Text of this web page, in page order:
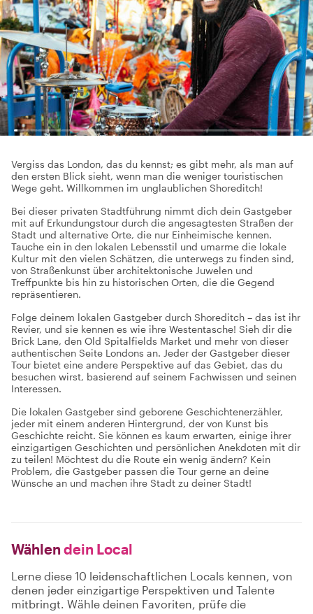
Vergiss das London, das du kennst; es gibt mehr, als man auf
den ersten Blick sieht, wenn man die weniger touristischen
Wege geht. Willkommen im unglaublichen Shoreditch!
Bei dieser privaten Stadtführung nimmt dich dein Gastgeber
mit auf Erkundungstour durch die angesagtesten Straßen der
Stadt und alternative Orte, die nur Einheimische kennen.
Tauche ein in den lokalen Lebensstil und umarme die lokale
Kultur mit den vielen Schätzen, die unterwegs zu finden sind,
von Straßenkunst über architektonische Juwelen und
Treffpunkte bis hin zu historischen Orten, die die Gegend
repräsentieren.
Folge deinem lokalen Gastgeber durch Shoreditch – das ist ihr
Revier, und sie kennen es wie ihre Westentasche! Sieh dir die
Brick Lane, den Old Spitalfields Market und mehr von dieser
authentischen Seite Londons an. Jeder der Gastgeber dieser
Tour bietet eine andere Perspektive auf das Gebiet, das du
besuchen wirst, basierend auf seinem Fachwissen und seinen
Interessen.
Die lokalen Gastgeber sind geborene Geschichtenerzähler,
jeder mit einem anderen Hintergrund, der von Kunst bis
Geschichte reicht. Sie können es kaum erwarten, einige ihrer
einzigartigen Geschichten und persönlichen Anekdoten mit dir
zu teilen! Möchtest du die Route ein wenig ändern? Kein
Problem, die Gastgeber passen die Tour gerne an deine
Wünsche an und machen ihre Stadt zu deiner Stadt!
Wählen dein Local
Lerne diese 10 leidenschaftlichen Locals kennen, von
denen jeder einzigartige Perspektiven und Talente
mitbringt. Wähle deinen Favoriten, prüfe die